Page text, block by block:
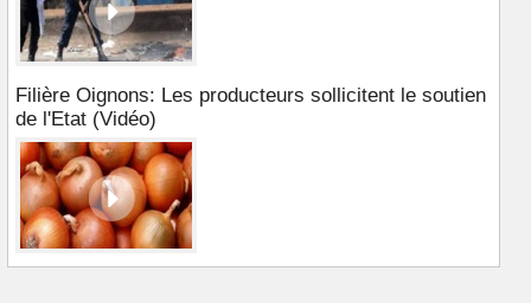
Filière Oignons: Les producteurs sollicitent le soutien
de l'Etat (Vidéo)